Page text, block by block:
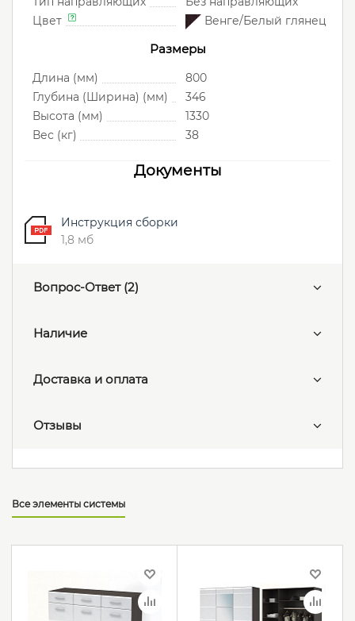
Цвет
Венге/Белый глянец
Размеры
Длина (мм)
800
Глубина (Ширина) (мм)
346
Высота (мм)
1330
Вес (кг)
38
Документы
Инструкция сборки
1,8 мб
Вопрос-Ответ(2)
Наличие
Доставка и оплата
Отзывы
Все элементы системы